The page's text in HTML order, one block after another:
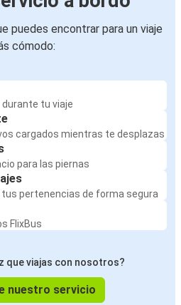
puedes encontrar para un viaje
cómodo:
tu viaje
cargados mientras te desplazas
para las piernas
tus pertenencias de forma segura
FlixBus
que viajas con nosotros?
nuestro servicio